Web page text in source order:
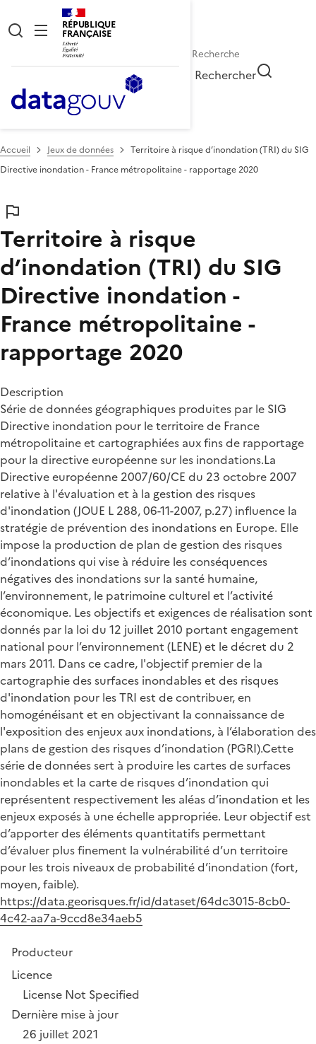
RÉPUBLIQUE
FRANÇAISE
Rechercher
Accueil Jeux de données
Territoire à risque d’inondation (TRI) du SIG
Directive inondation - France métropolitaine - rapportage 2020
Territoire à risque
d’inondation (TRI) du SIG
Directive inondation -
France métropolitaine -
rapportage 2020
Description
Série de données géographiques produites par le SIG
Directive inondation pour le territoire de France
métropolitaine et cartographiées aux fins de rapportage
pour la directive européenne sur les inondations.La
Directive européenne 2007/60/CE du 23 octobre 2007
relative à l'évaluation et à la gestion des risques
d'inondation (JOUE L 288, 06-11-2007, p.27) influence la
stratégie de prévention des inondations en Europe. Elle
impose la production de plan de gestion des risques
d’inondations qui vise à réduire les conséquences
négatives des inondations sur la santé humaine,
l’environnement, le patrimoine culturel et l’activité
économique. Les objectifs et exigences de réalisation sont
donnés par la loi du 12 juillet 2010 portant engagement
national pour l’environnement (LENE) et le décret du 2
mars 2011. Dans ce cadre, l'objectif premier de la
cartographie des surfaces inondables et des risques
d'inondation pour les TRI est de contribuer, en
homogénéisant et en objectivant la connaissance de
l'exposition des enjeux aux inondations, à l’élaboration des
plans de gestion des risques d’inondation (PGRI).Cette
série de données sert à produire les cartes de surfaces
inondables et la carte de risques d’inondation qui
représentent respectivement les aléas d’inondation et les
enjeux exposés à une échelle appropriée. Leur objectif est
d’apporter des éléments quantitatifs permettant
d’évaluer plus finement la vulnérabilité d’un territoire
pour les trois niveaux de probabilité d’inondation (fort,
moyen, faible).
https://data.georisques.fr/id/dataset/64dc3015-8cb0-
4c42-aa7a-9ccd8e34aeb5
Producteur
Licence
License Not Specified
Dernière mise à jour
26 juillet 2021